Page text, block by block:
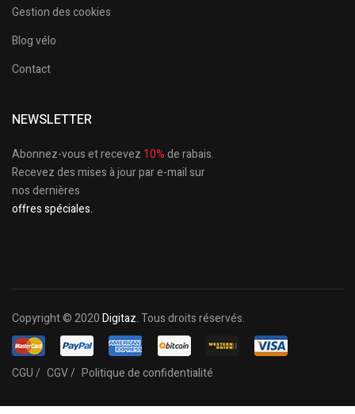
Gestion des cookies
Blog vélo
Contact
NEWSLETTER
Abonnez-vous et recevez 10%de rabais.
Recevez des mises à jour par e-mail sur
nos dernières
offres spéciales.
Copyright © 2020Digitaz. Tous droits réservés.
CGU / CGV / Politique de confidentialité